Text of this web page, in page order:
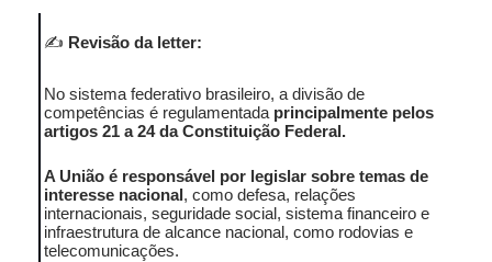
✍️ Revisão da letter:
No sistema federativo brasileiro, a divisão de
competências é regulamentada principalmente pelos
artigos 21 a 24 da Constituição Federal.
A União é responsável por legislar sobre temas de
interesse nacional, como defesa, relações
internacionais, seguridade social, sistema financeiro e
infraestrutura de alcance nacional, como rodovias e
telecomunicações.